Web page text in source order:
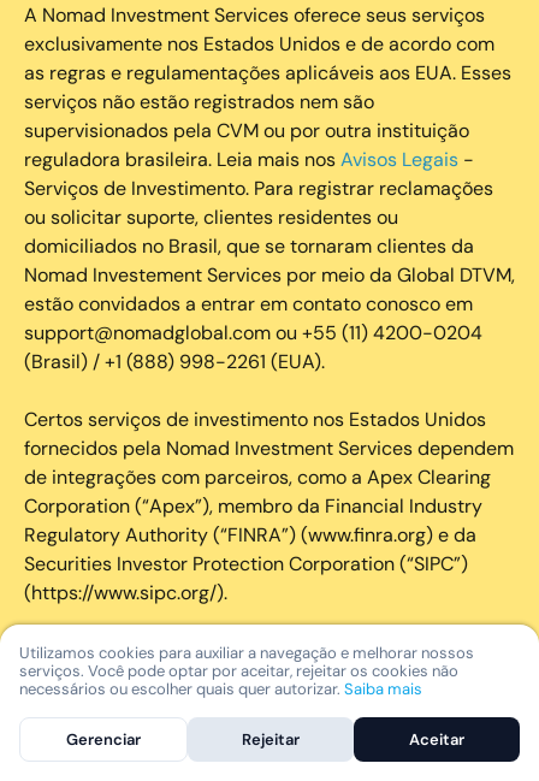
A Nomad Investment Services oferece seus serviços
exclusivamente nos Estados Unidos e de acordo com
as regras e regulamentações aplicáveis aos EUA. Esses
serviços não estão registrados nem são
supervisionados pela CVM ou por outra instituição
reguladora brasileira. Leia mais nosAvisos Legais -
Serviços de Investimento. Para registrar reclamações
ou solicitar suporte, clientes residentes ou
domiciliados no Brasil, que se tornaram clientes da
Nomad Investement Services por meio da Global DTVM,
estão convidados a entrar em contato conosco em
support@nomadglobal.com ou +55 (11) 4200-0204
(Brasil) / +1 (888) 998-2261 (EUA).
Certos serviços de investimento nos Estados Unidos
fornecidos pela Nomad Investment Services dependem
de integrações com parceiros, como a Apex Clearing
Corporation (“Apex”), membro da Financial Industry
Regulatory Authority (“FINRA”) (www.finra.org) e da
Securities Investor Protection Corporation (“SIPC”)
(https://www.sipc.org/).
A SIPC protege os valores mobiliários de clientes de
seus membros em até US$ 250.000,00 para
disponível mediante solicitação ou em www.sipc.org. O
SIPC não protege contra perdas de mercado e não
Utilizamos cookies para auxiliar a navegação e melhorar nossos
serviços. Você pode optar por aceitar, rejeitar os cookies não
necessários ou escolher quais quer autorizar. Saiba mais
Gerenciar Rejeitar Aceitar